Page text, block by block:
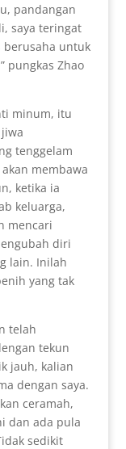
pandangan
saya teringat
berusaha untuk
pungkas Zhao
minum, itu
tenggelam
membawa
ketika ia
keluarga,
mencari
diri
lain. Inilah
yang tak
telah
tekun
jauh, kalian
dengan saya.
ceramah,
dan ada pula
sedikit